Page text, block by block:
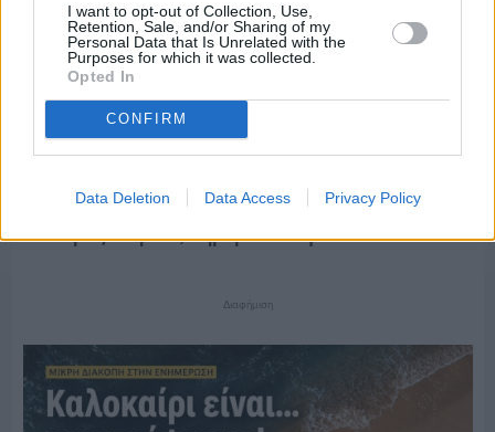
I want to opt-out of Collection, Use,
Retention, Sale, and/or Sharing of my
Personal Data that Is Unrelated with the
Purposes for which it was collected.
Opted In
CONFIRM
Data Deletion Data Access Privacy Policy
Πριν 3 ημέρες
Ο καιρός στη Χίο, σήμερα 3 Αυγούστου 2026
Διαφήμιση